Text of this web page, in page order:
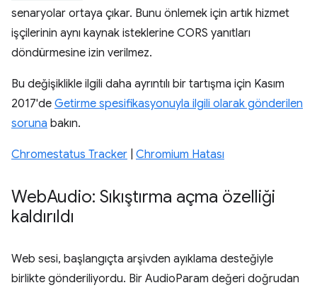
senaryolar ortaya çıkar. Bunu önlemek için artık hizmet
işçilerinin aynı kaynak isteklerine CORS yanıtları
döndürmesine izin verilmez.
Bu değişiklikle ilgili daha ayrıntılı bir tartışma için Kasım
2017'de Getirme spesifikasyonuyla ilgili olarak gönderilen
soruna bakın.
Chromestatus Tracker Chromium Hatası
WebAudio: Sıkıştırma açma özelliği
kaldırıldı
Web sesi, başlangıçta arşivden ayıklama desteğiyle
birlikte gönderiliyordu. Bir AudioParam değeri doğrudan